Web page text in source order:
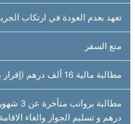
تعهد بعدم العودة في ارتكاب
منع السفر
مطالبة مالية 16 ألف درهم (إقرار بالمديوينة)
درهم و تسليم الجواز والغاء